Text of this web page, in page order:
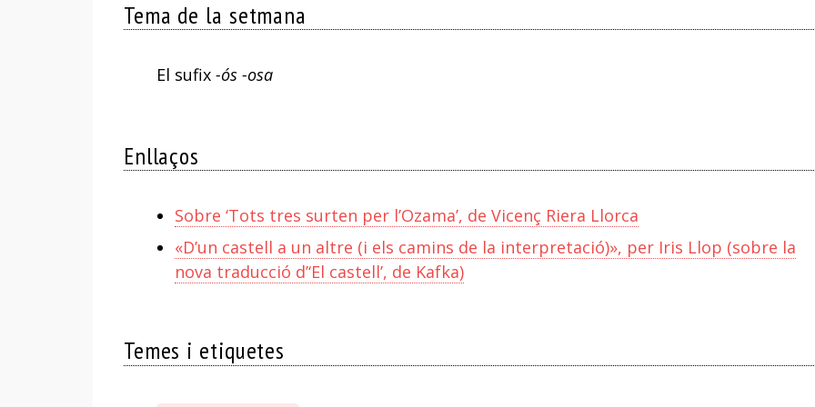
Tema de la setmana
El sufix -ós -osa
Enllaços
Sobre ‘Tots tres surten per l’Ozama’, de Vicenç Riera Llorca
«D’un castell a un altre (i els camins de la interpretació)», per Iris Llop (sobre la
nova traducció d’‘El castell’, de Kafka)
Temes i etiquetes